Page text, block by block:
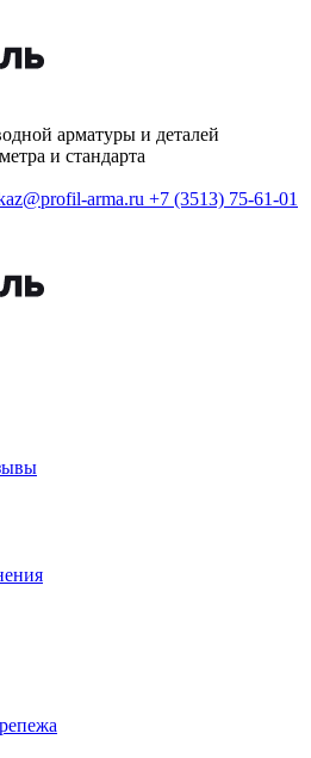
арматуры и деталей
и стандарта
arma.ru +7 (3513) 75-61-01